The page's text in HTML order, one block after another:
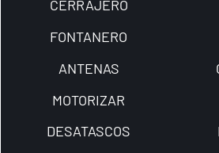
CERRAJERO
FONTANERO
ANTENAS
MOTORIZAR
DESATASCOS